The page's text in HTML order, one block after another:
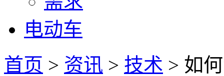
电动车
首页 > 资讯 > 技术 > 如